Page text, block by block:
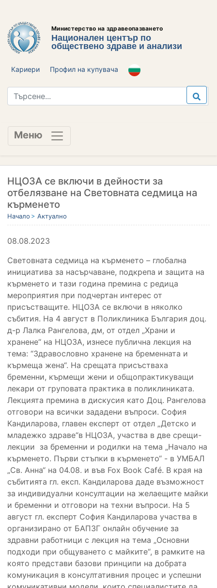
Министерство на здравеопазването
Национален център по
обществено здраве и анализи
Кариери Профил на купувача
Меню
НЦОЗА се включи в дейности за
отбелязване на Световната седмица на
кърменето
Начало Актуално
08.08.2023
Световната седмица на кърменето – глобална
инициатива за насърчаване, подкрепа и защита на
кърменето и тази година премина с редица
мероприятия при подчертан интерес от
присъстващите. НЦОЗА се включи в няколко
събития. На 4 август в Поликлиника България доц.
д-р Лалка Рангелова, дм, от отдел „Храни и
хранене“ на НЦОЗА, изнесе публична лекция на
тема: “Здравословно хранене на бременната и
кърмеща жена“. На срещата присъстваха
бременни, кърмещи жени и общопрактикуващи
лекари от груповата практика в поликлиниката.
Лекцията премина в дискусия като Доц. Рангелова
отговори на всички зададени въпроси. София
Кандиларова, главен експерт от отдел „Детско и
младежко здраве“в НЦОЗА, участва в две срещи-
лекции за бременни и родилки на тема „Начало на
кърменето. Първи стъпки в кърменето“ - в УМБАЛ
„Св. Анна“ на 04.08. и във Fox Book Café. В края на
събитията гл. експ. Кандиларова даде възможност
за индивидуални консултации на желаещите майки
и бременни и отговори на техни въпроси. На 5
август гл. експерт София Кандиларова участва в
организирано от БАПЗГ онлайн обучение за
здравни работници с лекция на тема „Основни
подходи при общуването с майките“, в рамките на
която представи базови принципи на добрата
комуникация в консултативния процес и успешни